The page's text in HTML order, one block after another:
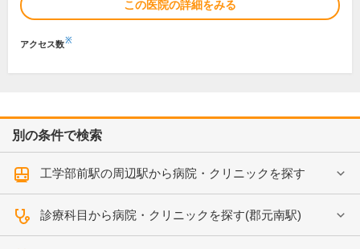
この医院の詳細をみる
アクセス数※
別の条件で検索
工学部前駅の周辺駅から病院・クリニックを探す
診療科目から病院・クリニックを探す(郡元南駅)